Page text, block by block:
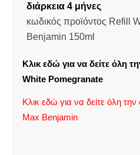
διάρκεια 4 μήνες
κωδικός προϊόντος Refill
Benjamin 150ml
Κλικ εδώ για να δείτε όλη
White Pomegranate
Κλικ εδώ για να δείτε όλη
Max Benjamin